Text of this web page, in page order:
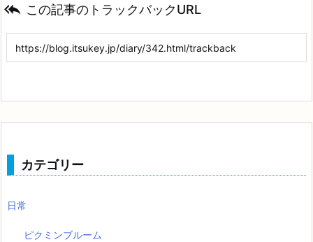
 この記事のトラックバックURL
カテゴリー
日常
ピクミンブルーム